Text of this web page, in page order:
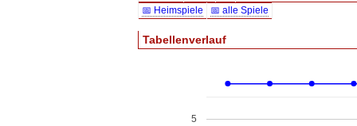
📅 Heimspiele
📅 alle Spiele
Tabellenverlauf
5